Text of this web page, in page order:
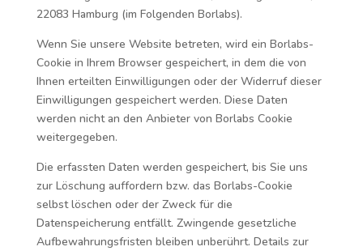
22083 Hamburg (im Folgenden Borlabs).
Wenn Sie unsere Website betreten, wird ein Borlabs-
Cookie in Ihrem Browser gespeichert, in dem die von
Ihnen erteilten Einwilligungen oder der Widerruf dieser
Einwilligungen gespeichert werden. Diese Daten
werden nicht an den Anbieter von Borlabs Cookie
weitergegeben.
Die erfassten Daten werden gespeichert, bis Sie uns
zur Löschung auffordern bzw. das Borlabs-Cookie
selbst löschen oder der Zweck für die
Datenspeicherung entfällt. Zwingende gesetzliche
Aufbewahrungsfristen bleiben unberührt. Details zur